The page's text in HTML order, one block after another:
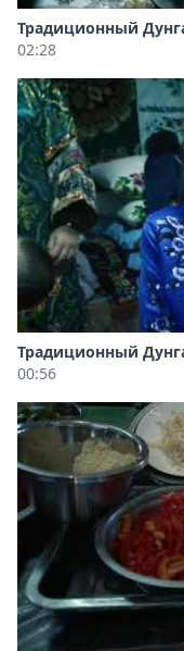
Традиционный
02:28
Традиционный
00:56